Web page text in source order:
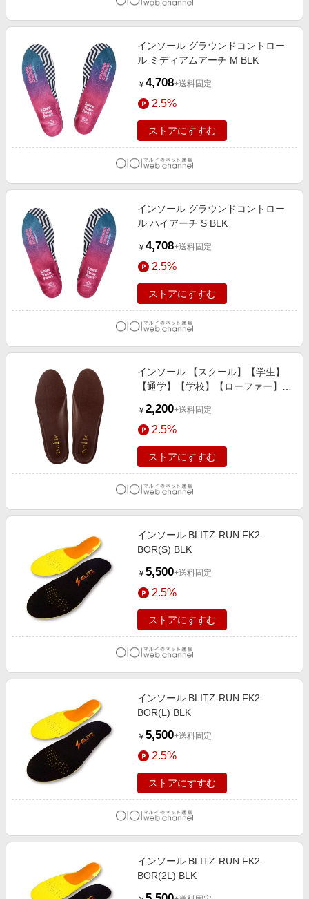
インソール グラウンドコントロー
ル ミディアムアーチ M BLK
￥ 4,708+送料固定
2.5%
ストアにすすむ
インソール グラウンドコントロー
ル ハイアーチ S BLK
￥ 4,708+送料固定
2.5%
ストアにすすむ
インソール 【スクール】【学生】
【通学】【学校】【ローファー】
￥ 2,200+送料固定
2.5%
ストアにすすむ
インソール BLITZ-RUN FK2-
BOR(S) BLK
￥ 5,500+送料固定
2.5%
ストアにすすむ
インソール BLITZ-RUN FK2-
BOR(L) BLK
￥ 5,500+送料固定
2.5%
ストアにすすむ
インソール BLITZ-RUN FK2-
BOR(2L) BLK